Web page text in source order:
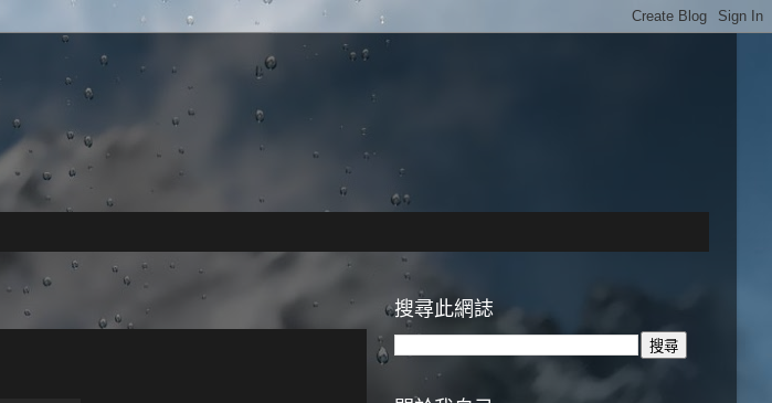
搜尋此網誌